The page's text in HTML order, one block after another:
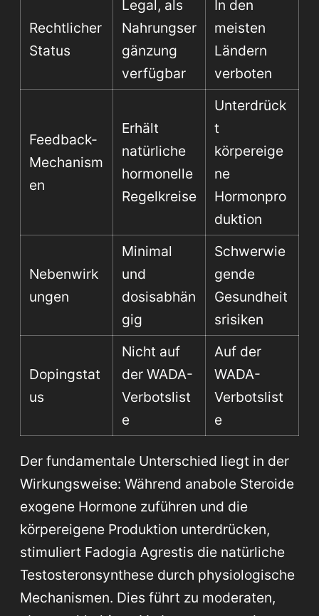
Rechtlicher
Status
Legal, als
Nahrungser
gänzung
verfügbar
In den
meisten
Ländern
verboten
Feedback-
Mechanism
en
Erhält
natürliche
hormonelle
Regelkreise
Unterdrück
t
körpereige
ne
Hormonpro
duktion
Nebenwirk
ungen
Minimal
und
dosisabhän
gig
Schwerwie
gende
Gesundheit
srisiken
Dopingstat
us
Nicht auf
der WADA-
Verbotslist
e
Auf der
WADA-
Verbotslist
e
Der fundamentale Unterschied liegt in der
Wirkungsweise: Während anabole Steroide
exogene Hormone zuführen und die
körpereigene Produktion unterdrücken,
stimuliert Fadogia Agrestis die natürliche
Testosteronsynthese durch physiologische
Mechanismen. Dies führt zu moderaten,